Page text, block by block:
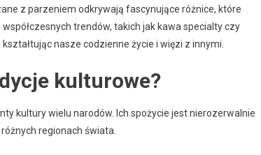
z parzeniem odkrywają fascynujące różnice, które
trendów, takich jak kawa specialty czy
nasze codzienne życie i więzi z innymi.
kulturowe?
kultury wielu narodów. Ich spożycie jest nierozerwalnie
regionach świata.